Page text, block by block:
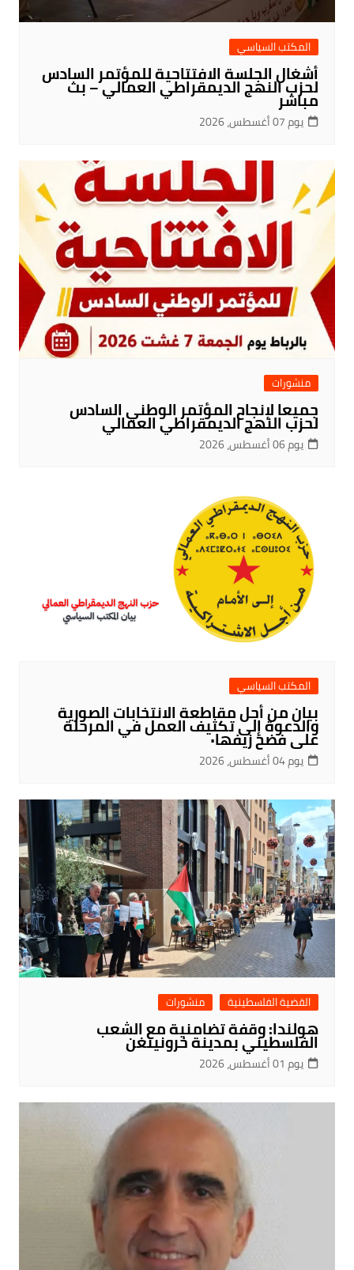
المكتب السياسي
أشغال الجلسة الافتتاحية للمؤتمر السادس
لحزب النهج الديمقراطي العمالي – بث
مباشر
يوم 07 أغسطس، 2026
منشورات
جميعا لإنجاح المؤتمر الوطني السادس
لحزب النهج الديمقراطي العمالي
يوم 06 أغسطس، 2026
المكتب السياسي
بيان من أجل مقاطعة الانتخابات الصورية
والدعوة إلى تكثيف العمل في المرحلة
على فضح زيفها٠
يوم 04 أغسطس، 2026
القضية الفلسطينية منشورات
هولندا: وقفة تضامنية مع الشعب
الفلسطيني بمدينة خرونينغن
يوم 01 أغسطس، 2026